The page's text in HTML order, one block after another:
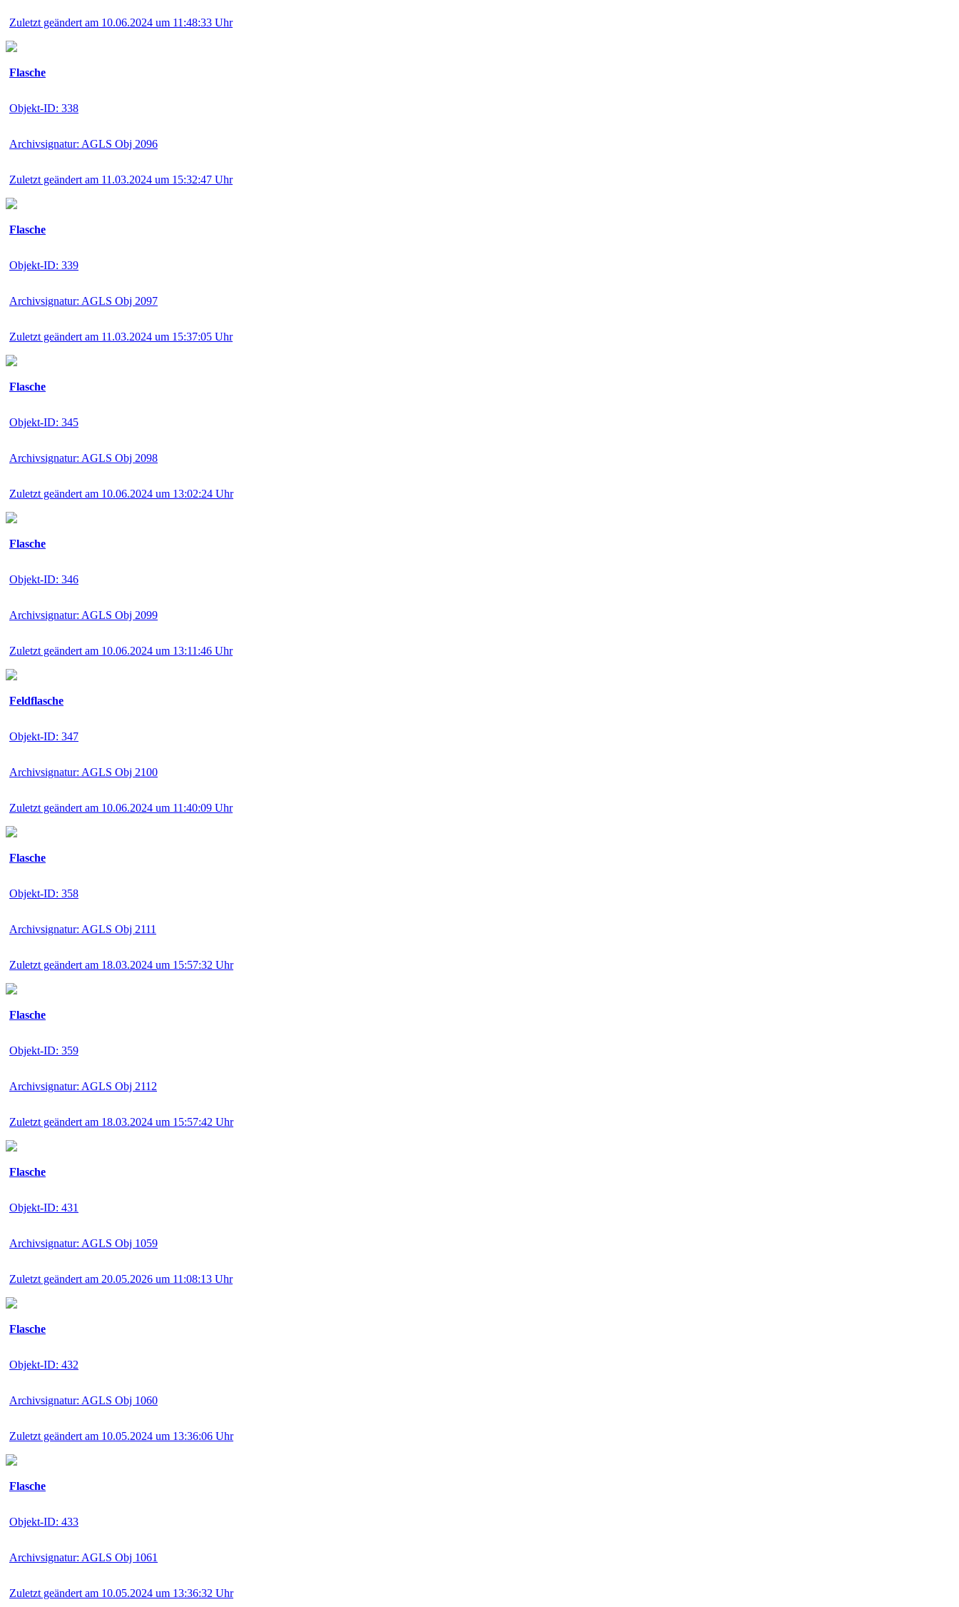
Zuletzt geändert am 10.06.2024 um 11:48:33 Uhr
Flasche
Objekt-ID: 338
Archivsignatur: AGLS Obj 2096
Zuletzt geändert am 11.03.2024 um 15:32:47 Uhr
Flasche
Objekt-ID: 339
Archivsignatur: AGLS Obj 2097
Zuletzt geändert am 11.03.2024 um 15:37:05 Uhr
Flasche
Objekt-ID: 345
Archivsignatur: AGLS Obj 2098
Zuletzt geändert am 10.06.2024 um 13:02:24 Uhr
Flasche
Objekt-ID: 346
Archivsignatur: AGLS Obj 2099
Zuletzt geändert am 10.06.2024 um 13:11:46 Uhr
Feldflasche
Objekt-ID: 347
Archivsignatur: AGLS Obj 2100
Zuletzt geändert am 10.06.2024 um 11:40:09 Uhr
Flasche
Objekt-ID: 358
Archivsignatur: AGLS Obj 2111
Zuletzt geändert am 18.03.2024 um 15:57:32 Uhr
Flasche
Objekt-ID: 359
Archivsignatur: AGLS Obj 2112
Zuletzt geändert am 18.03.2024 um 15:57:42 Uhr
Flasche
Objekt-ID: 431
Archivsignatur: AGLS Obj 1059
Zuletzt geändert am 20.05.2026 um 11:08:13 Uhr
Flasche
Objekt-ID: 432
Archivsignatur: AGLS Obj 1060
Zuletzt geändert am 10.05.2024 um 13:36:06 Uhr
Flasche
Objekt-ID: 433
Archivsignatur: AGLS Obj 1061
Zuletzt geändert am 10.05.2024 um 13:36:32 Uhr